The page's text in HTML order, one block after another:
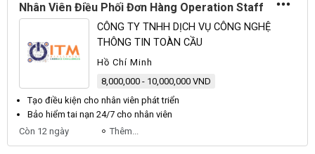
Nhân Viên Điều Phối Đơn Hàng Operation Staff
CÔNG TY TNHH DỊCH VỤ CÔNG NGHỆ
THÔNG TIN TOÀN CẦU
Hồ Chí Minh
8,000,000 - 10,000,000 VND
Tạo điều kiện cho nhân viên phát triển
Bảo hiểm tai nạn 24/7 cho nhân viên
Còn 12 ngày
Thêm...